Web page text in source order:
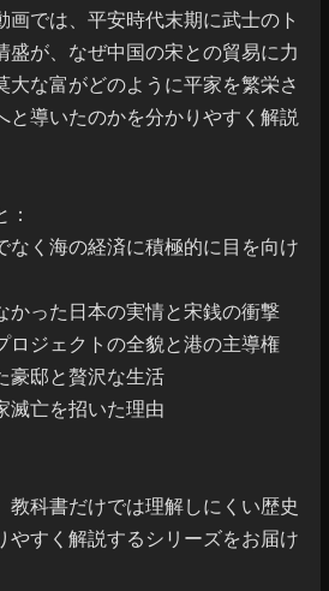
画では、平安時代末期に武士のト
盛が、なぜ中国の宋との貿易に力
大な富がどのように平家を繁栄さ
と導いたのかを分かりやすく解説
：
なく海の経済に積極的に目を向け
かった日本の実情と宋銭の衝撃
ロジェクトの全貌と港の主導権
豪邸と贅沢な生活
滅亡を招いた理由
教科書だけでは理解しにくい歴史
やすく解説するシリーズをお届け